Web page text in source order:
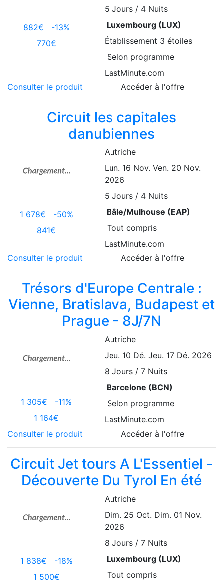
882€ -13%
770€
5 Jours / 4 Nuits
Luxembourg (LUX)
Établissement 3 étoiles
Selon programme
LastMinute.com
Consulter le produit
Accéder à l'offre
Circuit les capitales
danubiennes
1 678€ -50%
841€
Autriche
Lun. 16 Nov. Ven. 20 Nov.
2026
5 Jours / 4 Nuits
Bâle/Mulhouse (EAP)
Tout compris
LastMinute.com
Consulter le produit
Accéder à l'offre
Trésors d'Europe Centrale :
Vienne, Bratislava, Budapest et
Prague - 8J/7N
1 305€ -11%
1 164€
Autriche
Jeu. 10 Dé. Jeu. 17 Dé. 2026
8 Jours / 7 Nuits
Barcelone (BCN)
Selon programme
LastMinute.com
Consulter le produit
Accéder à l'offre
Circuit Jet tours A L'Essentiel -
Découverte Du Tyrol En été
1 838€ -18%
1 500€
Autriche
Dim. 25 Oct. Dim. 01 Nov.
2026
8 Jours / 7 Nuits
Luxembourg (LUX)
Tout compris